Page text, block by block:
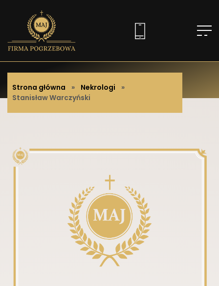
Strona główna » Nekrologi »
Stanisław Warczyński